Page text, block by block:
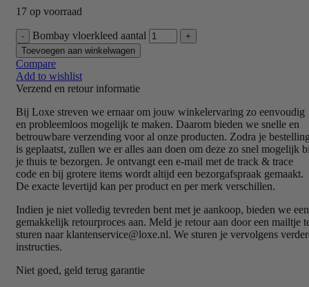
17 op voorraad
Bombay vloerkleed aantal
Toevoegen aan winkelwagen
Compare
Add to wishlist
Verzend en retour informatie
Bij Loxe streven we ernaar om jouw winkelervaring zo eenvoudig
en probleemloos mogelijk te maken. Daarom bieden we snelle en
betrouwbare verzending voor al onze producten. Zodra je
is geplaatst, zullen we er alles aan doen om deze zo snel mogelijk
je thuis te bezorgen. Je ontvangt een e-mail met de track & trace
code en bij grotere items wordt altijd een bezorgafspraak gemaakt.
De exacte levertijd kan per product en per merk verschillen.
Indien je niet volledig tevreden bent met je aankoop, bieden we een
gemakkelijk retourproces aan. Meld je retour aan door een mailtje
sturen naar klantenservice@loxe.nl. We sturen je vervolgens
instructies.
Niet goed, geld terug garantie